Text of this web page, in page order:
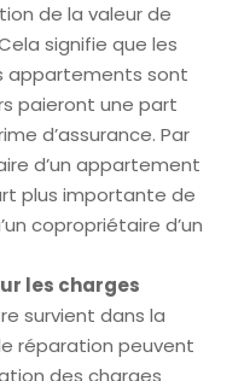
de la valeur de
signifie que les
appartements sont
paieront une part
d’assurance. Par
d’un appartement
plus importante de
copropriétaire d’un
les charges
survient dans la
réparation peuvent
des charges